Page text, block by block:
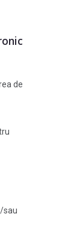
de
sau